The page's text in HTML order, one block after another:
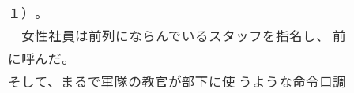
１）。
女性社員は前列にならんでいるスタッフを指名し、 前
に呼んだ。
そして、まるで軍隊の教官が部下に使 うような命令口調